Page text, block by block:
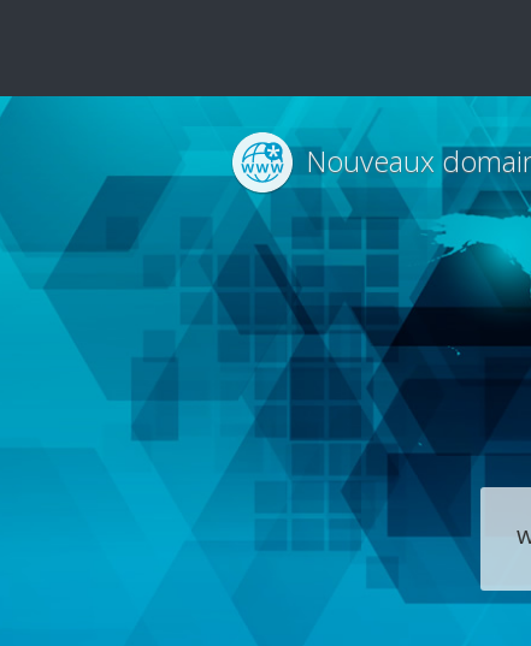
Nouveaux